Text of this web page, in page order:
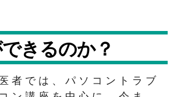
きるのか？
者では、パソコントラブ